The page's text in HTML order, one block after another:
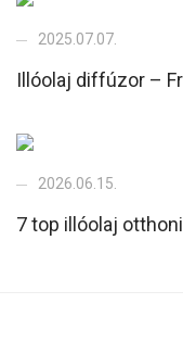
2025.07.07.
Illóolaj diffúzor –
2026.06.15.
7 top illóolaj